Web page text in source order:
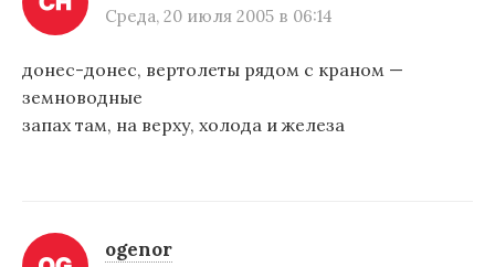
Среда, 20 июля 2005 в 06:14
донес-донес, вертолеты рядом с краном —
земноводные
запах там, на верху, холода и железа
ogenor